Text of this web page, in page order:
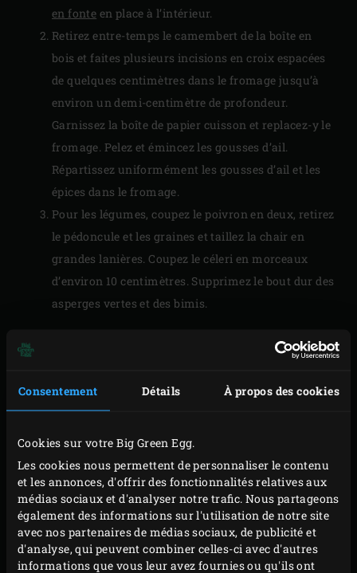
Consentement Détails À propos des cookies
Cookies sur votre Big Green Egg.
Les cookies nous permettent de personnaliser le contenu
et les annonces, d'offrir des fonctionnalités relatives aux
médias sociaux et d'analyser notre trafic. Nous partageons
également des informations sur l'utilisation de notre site
avec nos partenaires de médias sociaux, de publicité et
d'analyse, qui peuvent combiner celles-ci avec d'autres
informations que vous leur avez fournies ou qu'ils ont
en fonte en place à l’intérieur.
Retirez entre-temps le camembert de la boîte en
bois et faites plusieurs incisions en croix espacées
de quelques centimètres dans le fromage jusqu’à
environ un demi-centimètre de profondeur.
Garnissez la boîte de papier cuisson et replacez-y le
fromage. Pelez et émincez les gousses d’ail.
Répartissez uniformément les gousses d’ail et les
épices dans le fromage.
Pour les légumes, coupez le poivron en deux, retirez
le pédoncule et les graines et taillez la chair en
grandes lanières. Coupez le céleri en morceaux
d’environ 10 centimètres. Supprimez le bout dur des
asperges vertes et des bimis.
Répartissez les légumes sur la grille et faites-les
tous les côtés.
Sortez les légumes de l’EGG et réservez-les. Enlevez
la grille en fonte, posez leconvEGGtorpuis lagrille
en acier inoxydabledans l’EGG. Faites chauffer à
190 °C.
Aspergez le camembert de vin blanc et placez la